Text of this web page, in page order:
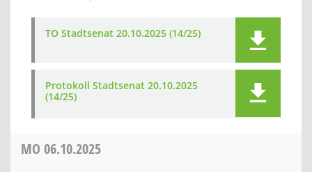
TO Stadtsenat 20.10.2025 (14/25)
Protokoll Stadtsenat 20.10.2025
(14/25)
MO 06.10.2025